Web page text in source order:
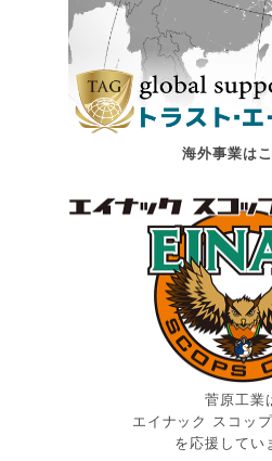
海外事業は
菅原工業
エイナック スコッ
を応援してい